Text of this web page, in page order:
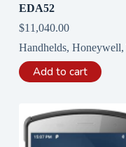
EDA52
$11,040.00
Handhelds, Honeywell,
Add to cart